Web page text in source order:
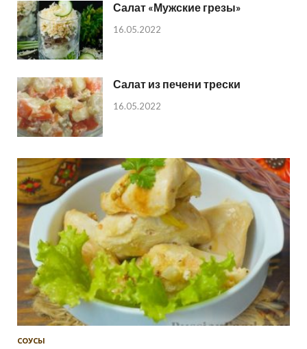
Салат «Мужские грезы»
16.05.2022
Салат из печени трески
16.05.2022
СОУСЫ